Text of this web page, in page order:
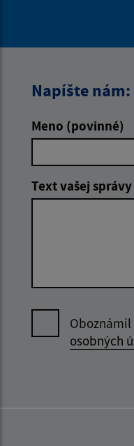
Napíšte nám:
Meno (povinné)
Text vašej
Oboznámil
osobných